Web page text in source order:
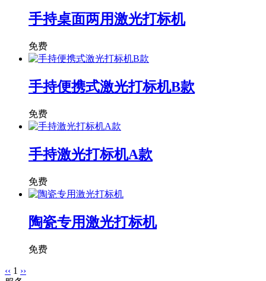
手持桌面两用激光打标机
免费
手持便携式激光打标机B款
免费
手持激光打标机A款
免费
陶瓷专用激光打标机
免费
‹‹ 1 ››